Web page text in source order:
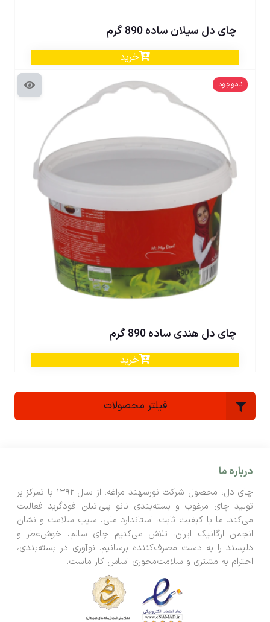
چای دل سیلان ساده 890 گرم
خرید
ناموجود
چای دل هندی ساده 890 گرم
خرید
فیلتر محصولات
درباره ما
چای دل، محصول شرکت نورسهند مراغه، از سال ۱۳۹۲ با تمرکز بر
تولید چای مرغوب و بسته‌بندی نانو پلی‌اتیلن فودگرید فعالیت
می‌کند. ما با کیفیت ثابت، استاندارد ملی، سیب سلامت و نشان
انجمن ارگانیک ایران، تلاش می‌کنیم چای سالم، خوش‌عطر و
دلپسند را به دست مصرف‌کننده برسانیم. نوآوری در بسته‌بندی،
احترام به مشتری و سلامت‌محوری اساس کار ماست.